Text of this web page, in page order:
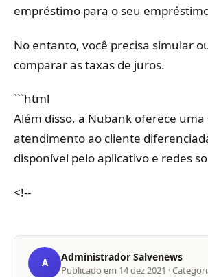
empréstimo para o seu
No entanto, você precisa simular
comparar as taxas de juros.
```html
Além disso, a Nubank oferece
atendimento ao cliente
disponível pelo aplicativo e redes
<!--
A Administrador Salvenews
Publicado em 14 dez 2021 ·